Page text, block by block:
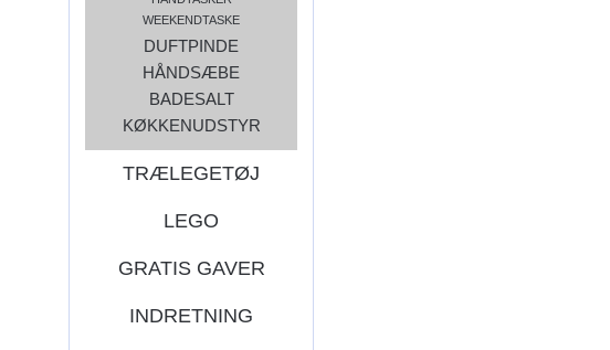
WEEKENDTASKE
DUFTPINDE
HÅNDSÆBE
BADESALT
KØKKENUDSTYR
TRÆLEGETØJ
LEGO
GRATIS GAVER
INDRETNING